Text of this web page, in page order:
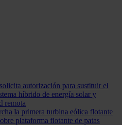
autorización para sustituir el
híbrido de energía solar y
remota
la primera turbina eólica flotante
plataforma flotante de patas